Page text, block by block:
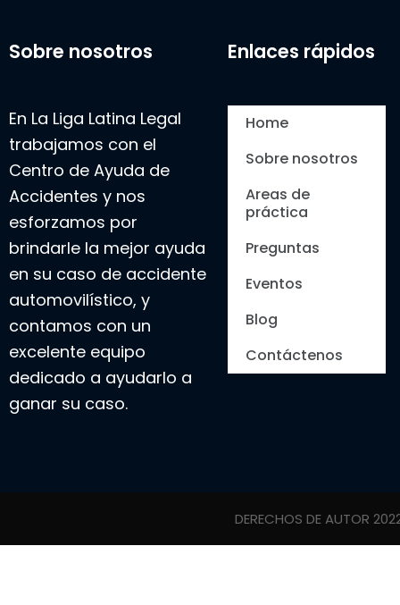
Sobre nosotros
En La Liga Latina Legal
trabajamos con el
Centro de Ayuda de
Accidentes y nos
esforzamos por
brindarle la mejor ayuda
en su caso de accidente
automovilístico, y
contamos con un
excelente equipo
dedicado a ayudarlo a
ganar su caso.
Enlaces rápidos
Home
Sobre nosotros
Areas de
práctica
Preguntas
Eventos
Blog
Contáctenos
DERECHOS DE AUTOR